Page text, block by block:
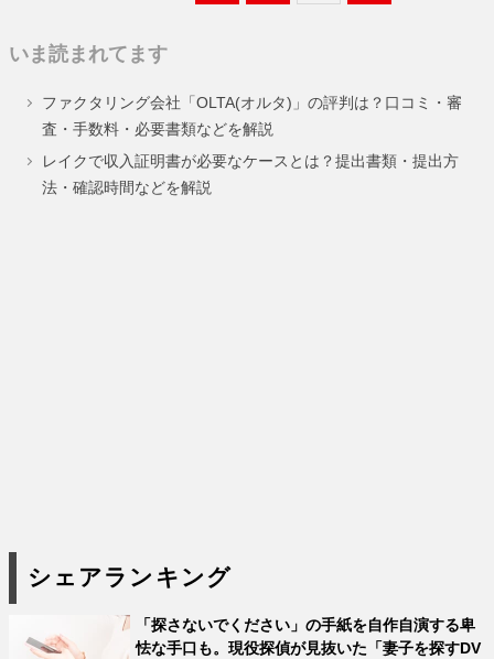
ジ
ー
ジ
ー
ジ
ー
ジ
いま読まれてます
ファクタリング会社「OLTA(オルタ)」の評判は？口コミ・審
査・手数料・必要書類などを解説
レイクで収入証明書が必要なケースとは？提出書類・提出方
法・確認時間などを解説
シェアランキング
「探さないでください」の手紙を自作自演する卑
怯な手口も。現役探偵が見抜いた「妻子を探すDV